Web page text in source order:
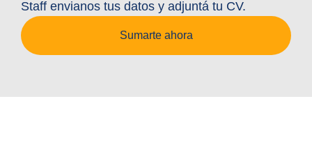
Staff envianos tus datos y adjuntá tu CV.
Sumarte ahora